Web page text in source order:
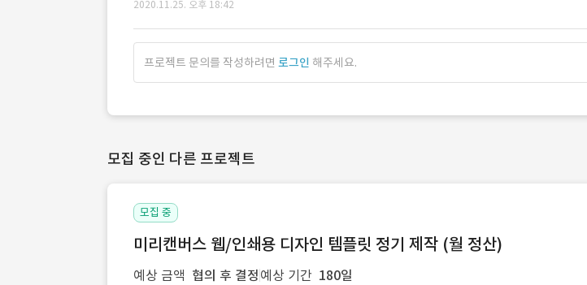
2020.11.25. 오후 18:42
프로젝트 문의를 작성하려면 로그인 해주세요.
모집 중인 다른 프로젝트
모집 중
미리캔버스 웹/인쇄용 디자인 템플릿 정기 제작 (월 정산)
예상 금액 협의 후 결정 예상 기간 180일